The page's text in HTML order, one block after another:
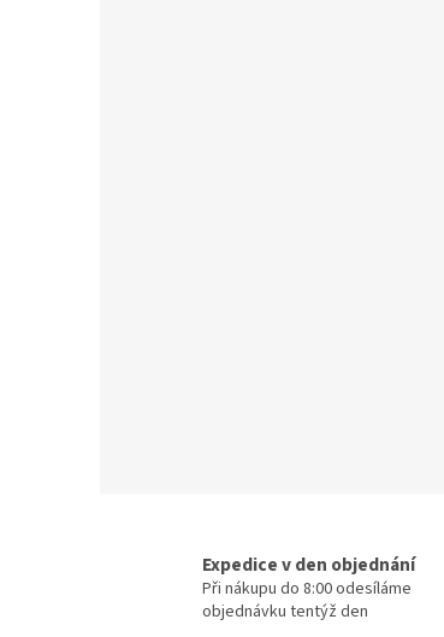
Expedice v den objednání
Při nákupu do 8:00 odesíláme
objednávku tentýž den